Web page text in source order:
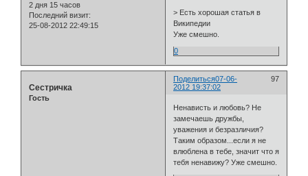
2 дня 15 часов
Последний визит:
25-08-2012 22:49:15
> Есть хорошая статья в
Википедии
Уже смешно.
0
Поделиться 97
07-06-
2012 19:37:02
Сестричка
Гость
Ненависть и любовь? Не
замечаешь дружбы,
уважения и безразличия?
Таким образом...если я не
влюблена в тебе, значит что я
тебя ненавижу? Уже смешно.